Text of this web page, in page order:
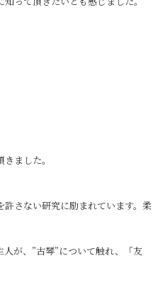
ました。
さない研究に励まれています。柔
が、”古琴”について触れ、「友